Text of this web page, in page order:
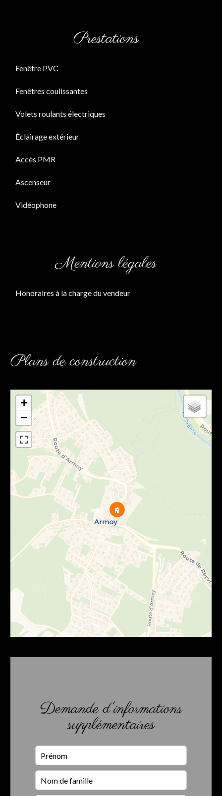
Prestations
Fenêtre PVC
Fenêtres coulissantes
Volets roulants électriques
Éclairage extérieur
Accès PMR
Ascenseur
Vidéophone
Mentions légales
Honoraires à la charge du vendeur
Plans de construction
+
−
Demande d'informations
supplémentaires